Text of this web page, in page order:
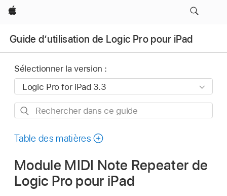
Apple
Guide d’utilisation de Logic Pro pour iPad
Sélectionner la version :
Rechercher
ce
Table des matières
Module MIDI Note Repeater de
Logic Pro pour iPad